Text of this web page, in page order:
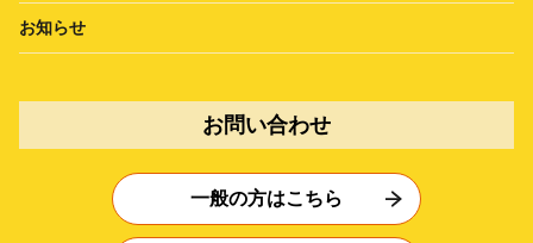
お知らせ
お問い合わせ
一般の方はこちら